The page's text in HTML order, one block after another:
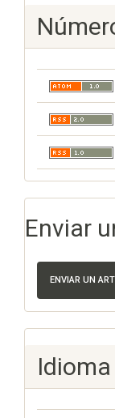
Enviar
ENVIAR UN
Idioma